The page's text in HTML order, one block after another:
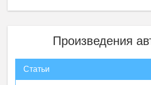
Произведения
Статьи